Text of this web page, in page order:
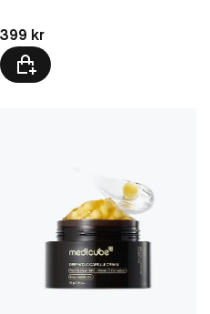
Pris: 399 kr
399 kr